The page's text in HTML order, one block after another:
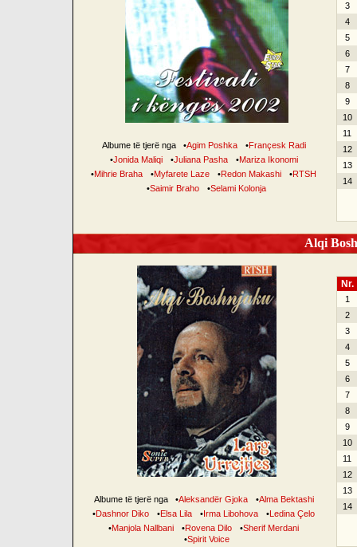
Albume të tjerë nga •Agim Poshka •Françesk Radi
•Jonida Maliqi •Juliana Pasha •Mariza Ikonomi
•Mihrie Braha •Myfarete Laze •Redon Makashi •RTSH
•Saimir Braho •Selami Kolonja
3
4
5
6
7
8
9
10
11
12
13
14
Alqi
Albume të tjerë nga •Aleksandër Gjoka •Alma Bektashi
•Dashnor Diko •Elsa Lila •Irma Libohova •Ledina Çelo
•Manjola Nallbani •Rovena Dilo •Sherif Merdani
•Spirit Voice
Nr.
1
2
3
4
5
6
7
8
9
10
11
12
13
14